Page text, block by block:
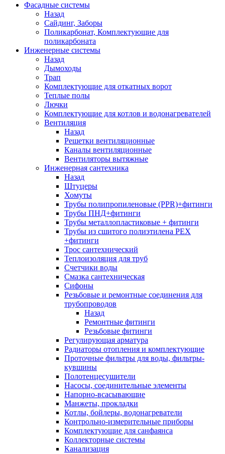
Фасадные системы
Назад
Сайдинг, Заборы
Поликарбонат, Комплектующие для
поликарбоната
Инженерные системы
Назад
Дымоходы
Трап
Комплектующие для откатных ворот
Теплые полы
Лючки
Комплектующие для котлов и водонагревателей
Вентиляция
Назад
Решетки вентиляционные
Каналы вентиляционные
Вентиляторы вытяжные
Инженерная сантехника
Назад
Штуцеры
Хомуты
Трубы полипропиленовые (PPR)+фитинги
Трубы ПНД+фитинги
Трубы металлопластиковые + фитинги
Трубы из сшитого полиэтилена PEX
+фитинги
Трос сантехнический
Теплоизоляция для труб
Счетчики воды
Смазка сантехническая
Сифоны
Резьбовые и ремонтные соединения для
трубопроводов
Назад
Ремонтные фитинги
Резьбовые фитинги
Регулирующая арматура
Радиаторы отопления и комплектующие
Проточные фильтры для воды, фильтры-
кувшины
Полотенцесушители
Насосы, соединительные элементы
Напорно-всасывающие
Манжеты, прокладки
Котлы, бойлеры, водонагреватели
Контрольно-измерительные приборы
Комплектующие для санфаянса
Коллекторные системы
Канализация